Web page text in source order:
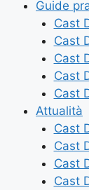
Guide
Cast
Cast
Cast
Cast
Cast
Attualità
Cast
Cast
Cast
Cast